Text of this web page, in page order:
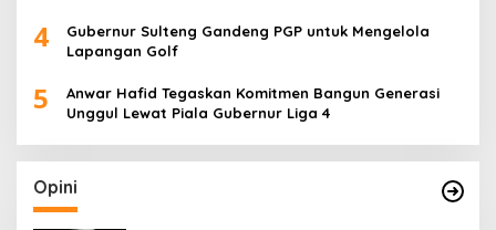
4
Gubernur Sulteng Gandeng PGP untuk Mengelola
Lapangan Golf
5
Anwar Hafid Tegaskan Komitmen Bangun Generasi
Unggul Lewat Piala Gubernur Liga 4
Opini